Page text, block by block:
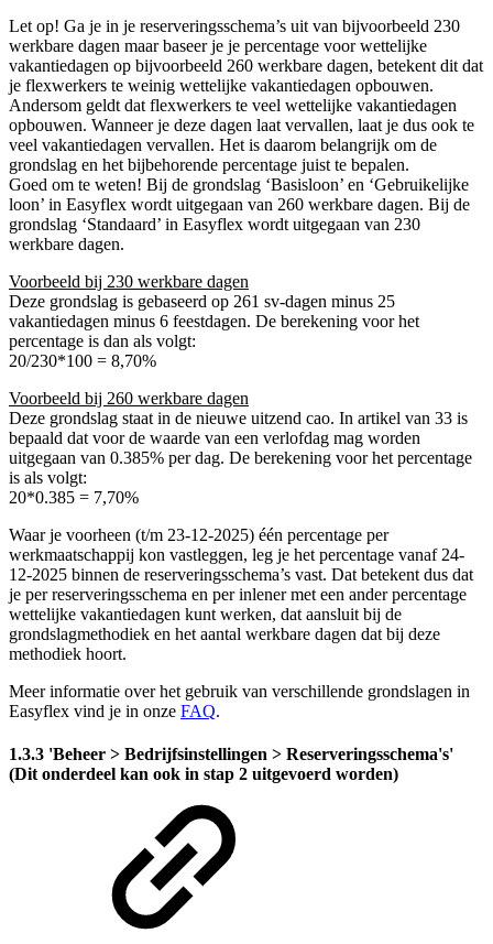
Let op! Ga je in je reserveringsschema’s uit van bijvoorbeeld 230
werkbare dagen maar baseer je je percentage voor wettelijke
vakantiedagen op bijvoorbeeld 260 werkbare dagen, betekent dit dat
je flexwerkers te weinig wettelijke vakantiedagen opbouwen.
Andersom geldt dat flexwerkers te veel wettelijke vakantiedagen
opbouwen. Wanneer je deze dagen laat vervallen, laat je dus ook te
veel vakantiedagen vervallen. Het is daarom belangrijk om de
grondslag en het bijbehorende percentage juist te bepalen.
Goed om te weten! Bij de grondslag ‘Basisloon’ en ‘Gebruikelijke
loon’ in Easyflex wordt uitgegaan van 260 werkbare dagen. Bij de
grondslag ‘Standaard’ in Easyflex wordt uitgegaan van 230
werkbare dagen.
Voorbeeld bij 230 werkbare dagen
Deze grondslag is gebaseerd op 261 sv-dagen minus 25
vakantiedagen minus 6 feestdagen. De berekening voor het
percentage is dan als volgt:
20/230*100 = 8,70%
Voorbeeld bij 260 werkbare dagen
Deze grondslag staat in de nieuwe uitzend cao. In artikel van 33 is
bepaald dat voor de waarde van een verlofdag mag worden
uitgegaan van 0.385% per dag. De berekening voor het percentage
is als volgt:
20*0.385 = 7,70%
Waar je voorheen (t/m 23-12-2025) één percentage per
werkmaatschappij kon vastleggen, leg je het percentage vanaf 24-
12-2025 binnen de reserveringsschema’s vast. Dat betekent dus dat
je per reserveringsschema en per inlener met een ander percentage
wettelijke vakantiedagen kunt werken, dat aansluit bij de
grondslagmethodiek en het aantal werkbare dagen dat bij deze
methodiek hoort.
Meer informatie over het gebruik van verschillende grondslagen in
Easyflex vind je in onze FAQ.
1.3.3 'Beheer > Bedrijfsinstellingen > Reserveringsschema's'
(Dit onderdeel kan ook in stap 2 uitgevoerd worden)